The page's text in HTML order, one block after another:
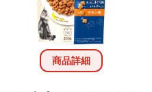
商品詳細